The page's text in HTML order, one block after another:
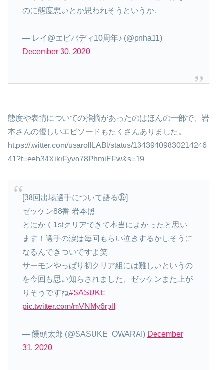
のに態度悪いとか思われそうというか。
— レイ@エビバディ10周年♪ (@pnha11)
December 30, 2020
態度や表情についての指摘があったのはほんの一部で、岩
本さんの優しいエピソードもたくさんありました。
https://twitter.com/usarollLABI/status/13439409830214246
41?t=eeb34XikrFyvo78PhmiEFw&s=19
[38回出場選手について語る㉜]
ゼッケン88番 岩本照
とにかく1stクリアできて本当によかったと思い
ます！選手の涙は毎回もらい泣きするかしそうに
なるんできついですよ笑
サーモンやっぱり初クリア組には難しいというの
を今回も思い知らされました、ゼッケンまた上が
りそうですね#SASUKE
pic.twitter.com/mVNMy6rplI
— 饅頭太郎 (@SASUKE_OWARAI) December
31, 2020